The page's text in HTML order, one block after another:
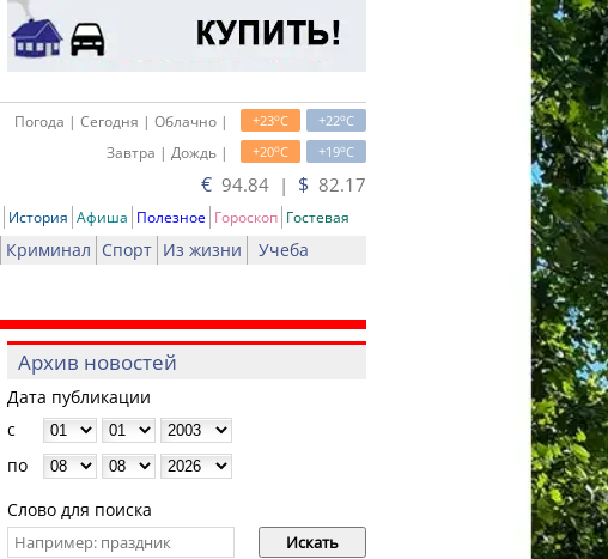
+22oC
+23oC
Погода | Сегодня | Облачно |
+19oC
+20oC
Завтра | Дождь |
€ 94.84 | $ 82.17
История Афиша Полезное Гороскоп Гостевая
Криминал Спорт Из жизни Учеба
Архив новостей
Дата публикации
с
по
Слово для поиска